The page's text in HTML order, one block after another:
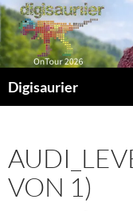
Zum
Inhalt
springen
Digisaurier
VON 1)